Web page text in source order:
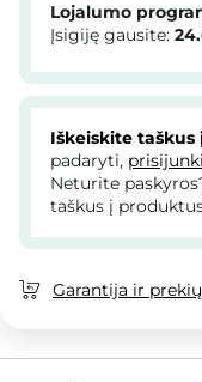
Lojalumo
Įsigiję gausite:
Iškeiskite
padaryti,
Neturite
taškus į
Garantija ir